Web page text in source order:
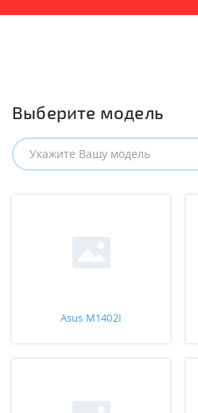
Выберите модель
Asus M1402I